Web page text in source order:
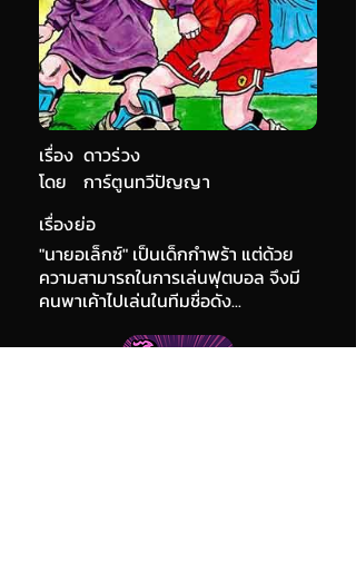
เรื่อง ดาวร่วง
การ์ตูนทวีปัญญา
โดย
เรื่องย่อ
"นายอเล็กซ์" เป็นเด็กกำพร้า แต่ด้วย
ความสามารถในการเล่นฟุตบอล จึงมี
คนพาเค้าไปเล่นในทีมชื่อดัง...